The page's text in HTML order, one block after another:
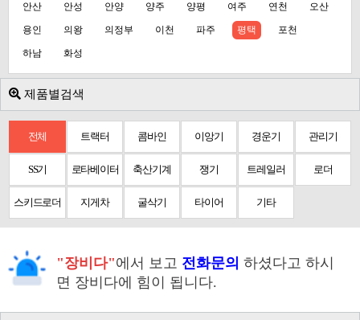
안산 안성 안양 양주 양평 여주 연천 오산
용인 의왕 의정부 이천 파주 평택 포천
하남 화성
제품별검색
전체 트랙터 콤바인 이앙기 경운기 관리기
SS기 로타베이터 축산기계 쟁기 트레일러 로더
스키드로더 지게차 굴삭기 타이어 기타
"장비다"에서 보고 전화문의 하셨다고 하시
면 장비다에 힘이 됩니다.